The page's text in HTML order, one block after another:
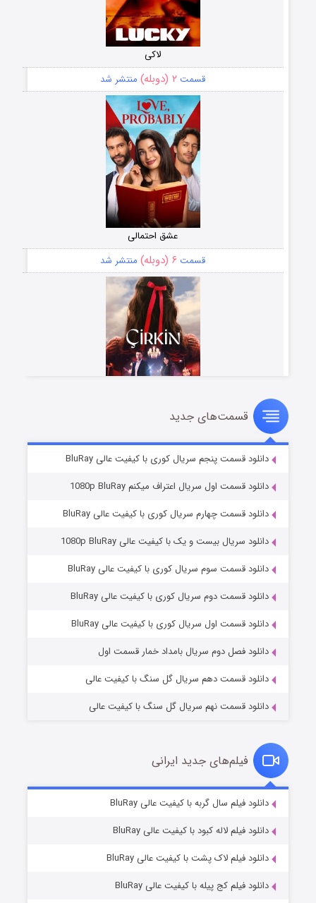
لاکی
قسمت ۲ (دوبله) منتشر شد
عشق احتمالی
قسمت ۶ (دوبله) منتشر شد
سریال زشت
قسمت۵ (زیرنویس) منتشر شد
وستی ها
قسمت۱ (زیرنویس) منتشر شد
قسمت۶ (زیرنویس) منتشر شد
قسمت‌های جدید
دانلود قسمت پنجم سریال کوری با کیفیت عالی BluRay
دانلود قسمت اول سریال اعتراف میکنم 1080p BluRay
دانلود قسمت چهارم سریال کوری با کیفیت عالی BluRay
دانلود سریال بیست و یک با کیفیت عالی 1080p BluRay
دانلود قسمت سوم سریال کوری با کیفیت عالی BluRay
دانلود قسمت دوم سریال کوری با کیفیت عالی BluRay
دانلود قسمت اول سریال کوری با کیفیت عالی BluRay
دانلود فصل دوم سریال بامداد خمار قسمت اول
دانلود قسمت دهم سریال گل سنگ با کیفیت عالی
دانلود قسمت نهم سریال گل سنگ با کیفیت عالی
فیلم‌های جدید ایرانی
دانلود فیلم سال گربه با کیفیت عالی BluRay
دانلود فیلم لاله کبود با کیفیت عالی BluRay
دانلود فیلم لاک پشت با کیفیت عالی BluRay
دانلود فیلم کج‌ پیله با کیفیت عالی BluRay